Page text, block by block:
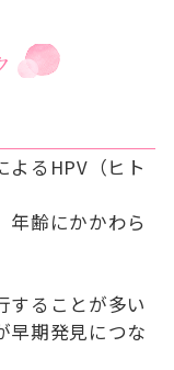
よるHPV（ヒト
年齢にかかわら
することが多い
早期発見につな